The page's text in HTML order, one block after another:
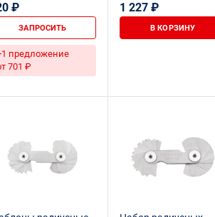
₽
ЗАПРОСИТЬ
предложение
701 ₽
1 227 ₽
В КОРЗИНУ